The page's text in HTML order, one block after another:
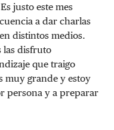
justo este mes
a dar charlas
distintos medios.
las disfruto
que traigo
muy grande y estoy
persona y a preparar